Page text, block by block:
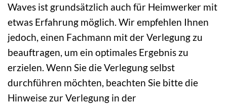
Waves ist grundsätzlich auch für Heimwerker mit
etwas Erfahrung möglich. Wir empfehlen Ihnen
jedoch, einen Fachmann mit der Verlegung zu
beauftragen, um ein optimales Ergebnis zu
erzielen. Wenn Sie die Verlegung selbst
durchführen möchten, beachten Sie bitte die
Hinweise zur Verlegung in der